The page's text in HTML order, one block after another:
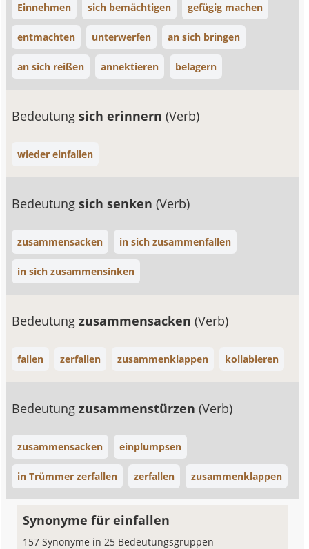
Einnehmen sich bemächtigen gefügig machen
entmachten unterwerfen an sich bringen
an sich reißen annektieren belagern
Bedeutungsich erinnern(Verb)
wieder einfallen
Bedeutungsich senken(Verb)
zusammensacken in sich zusammenfallen
in sich zusammensinken
Bedeutungzusammensacken(Verb)
fallen zerfallen zusammenklappen kollabieren
Bedeutungzusammenstürzen(Verb)
zusammensacken einplumpsen
in Trümmer zerfallen zerfallen zusammenklappen
Synonyme für einfallen
157 Synonyme in 25 Bedeutungsgruppen